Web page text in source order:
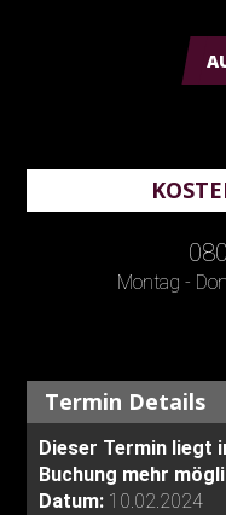
Montag -
Termin Details
Dieser Termin liegt
Buchung mehr
Datum: 10.02.2024